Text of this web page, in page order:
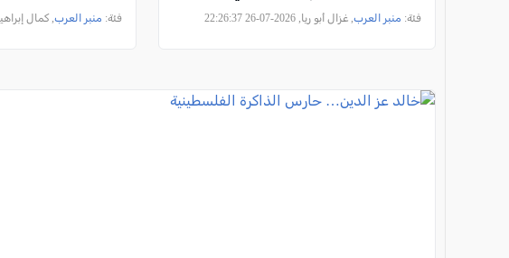
فئة: منبر العرب, غزال أبو ريا, 2026-07-26 22:26:37 فئة: منبر العرب, كمال إبراهيم, 2026-07-26